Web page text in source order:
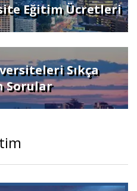
Eğitim Ücretleri
Sıkça
Sorular